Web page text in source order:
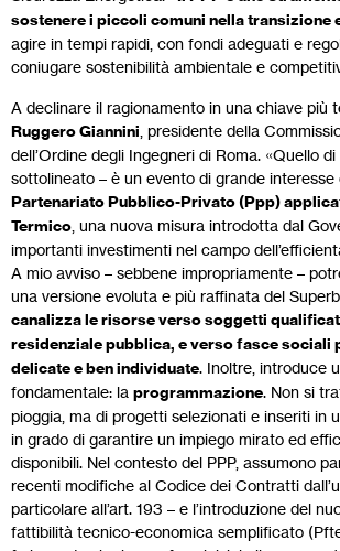
sostenere i piccoli comuni nella transizione
agire in tempi rapidi, con fondi adeguati e
coniugare sostenibilità ambientale e
A declinare il ragionamento in una chiave più
Ruggero Giannini , presidente della
dell’Ordine degli Ingegneri di Roma. «Quello di
sottolineato – è un evento di grande interesse
Partenariato Pubblico-Privato (Ppp)
Termico , una nuova misura introdotta dal
importanti investimenti nel campo
A mio avviso – sebbene impropriamente –
una versione evoluta e più raffinata del
canalizza le risorse verso soggetti
residenziale pubblica, e verso fasce sociali
delicate e ben individuate. Inoltre, introduce
fondamentale: la programmazione. Non si
pioggia, ma di progetti selezionati e inseriti in
in grado di garantire un impiego mirato ed
disponibili. Nel contesto del PPP, assumono
recenti modifiche al Codice dei Contratti
particolare all’art. 193 – e l’introduzione del
fattibilità tecnico-economica semplificato